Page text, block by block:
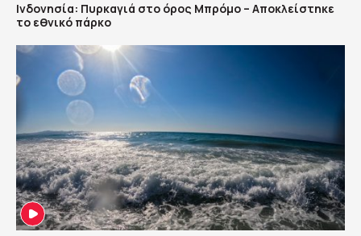
Ινδονησία: Πυρκαγιά στο όρος Μπρόμο – Αποκλείστηκε
το εθνικό πάρκο